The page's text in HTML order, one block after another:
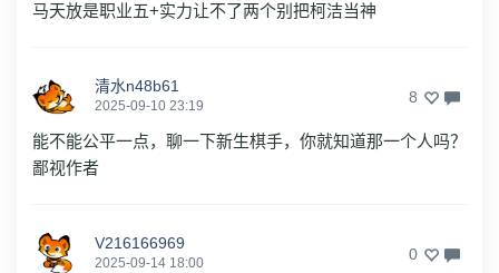
马天放是职业五+实力让不了两个别把柯洁当神
清水n48b61
2025-09-10 23:19 8
能不能公平一点，聊一下新生棋手，你就知道那一个人吗？
鄙视作者
V216166969
2025-09-14 18:00 0